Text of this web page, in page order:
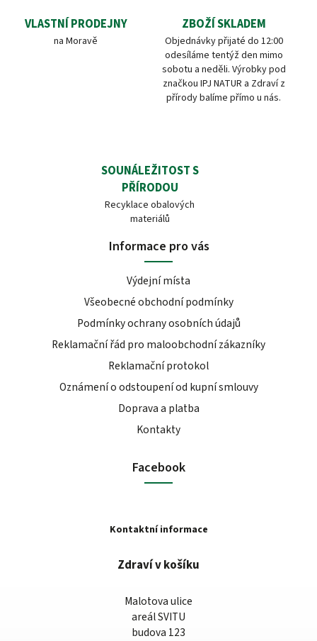
VLASTNÍ PRODEJNY
na Moravě
ZBOŽÍ SKLADEM
Objednávky přijaté do 12:00
odesíláme tentýž den mimo
sobotu a neděli. Výrobky pod
značkou IPJ NATUR a Zdraví z
přírody balíme přímo u nás.
SOUNÁLEŽITOST S
PŘÍRODOU
Recyklace obalových
materiálů
Informace pro vás
Výdejní místa
Všeobecné obchodní podmínky
Podmínky ochrany osobních údajů
Reklamační řád pro maloobchodní zákazníky
Reklamační protokol
Oznámení o odstoupení od kupní smlouvy
Doprava a platba
Kontakty
Facebook
Kontaktní informace
Zdraví v košíku
Malotova ulice
areál SVITU
budova 123